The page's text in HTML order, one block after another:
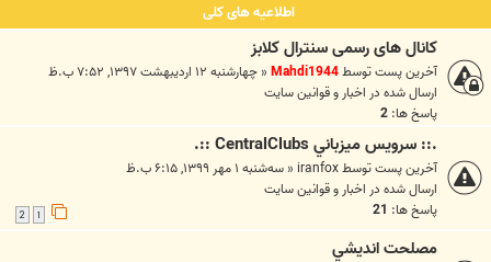
اطلاعیه های کلی
کانال های رسمی سنترال کلابز
آخرین پست توسطMahdi1944
« چهارشنبه ۱۲ اردیبهشت ۱۳۹۷, ۷:۵۲ ب.ظ
ارسال شده در اخبار و قوانين سايت
پاسخ ها: 2
.:: سرويس ميزباني CentralClubs ::.
آخرین پست توسطiranfox
« سه‌شنبه ۱ مهر ۱۳۹۹, ۶:۱۵ ب.ظ
ارسال شده در اخبار و قوانين سايت
پاسخ ها: 21
مصلحت انديشي